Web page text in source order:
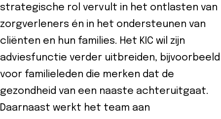
strategische rol vervult in het ontlasten van
zorgverleners én in het ondersteunen van
cliënten en hun families. Het KIC wil zijn
adviesfunctie verder uitbreiden, bijvoorbeeld
voor familieleden die merken dat de
gezondheid van een naaste achteruitgaat.
Daarnaast werkt het team aan